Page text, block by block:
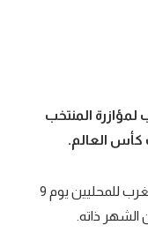
المنتخب
كأس العالم.
ويواجه منتخب مصر الثاني نظيره منتخب المغرب للمحليين يوم 9